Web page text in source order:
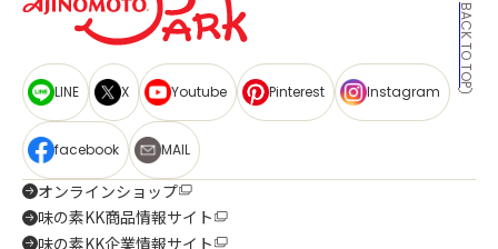
BACK TO TOP
LINE X Youtube Pinterest Instagram
facebook MAIL
オンラインショップ
味の素KK商品情報サイト
味の素KK企業情報サイト